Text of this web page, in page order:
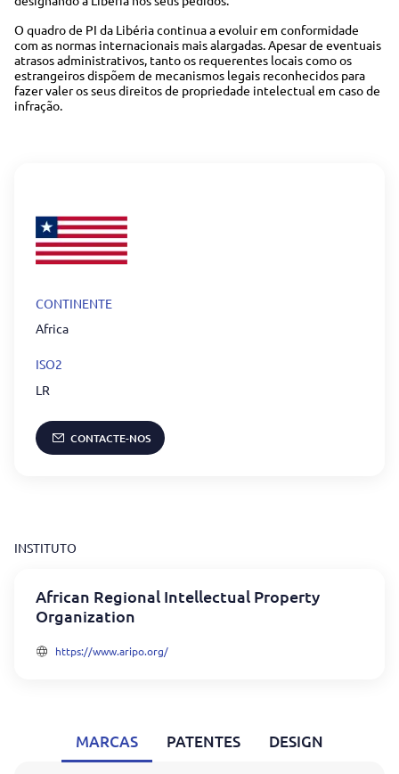
O quadro de PI da Libéria continua a evoluir em conformidade
com as normas internacionais mais alargadas. Apesar de eventuais
atrasos administrativos, tanto os requerentes locais como os
estrangeiros dispõem de mecanismos legais reconhecidos para
fazer valer os seus direitos de propriedade intelectual em caso de
infração.
CONTINENTE
Africa
ISO2
LR
CONTACTE-NOS
INSTITUTO
African Regional Intellectual Property
Organization
https://www.aripo.org/
MARCAS PATENTES DESIGN